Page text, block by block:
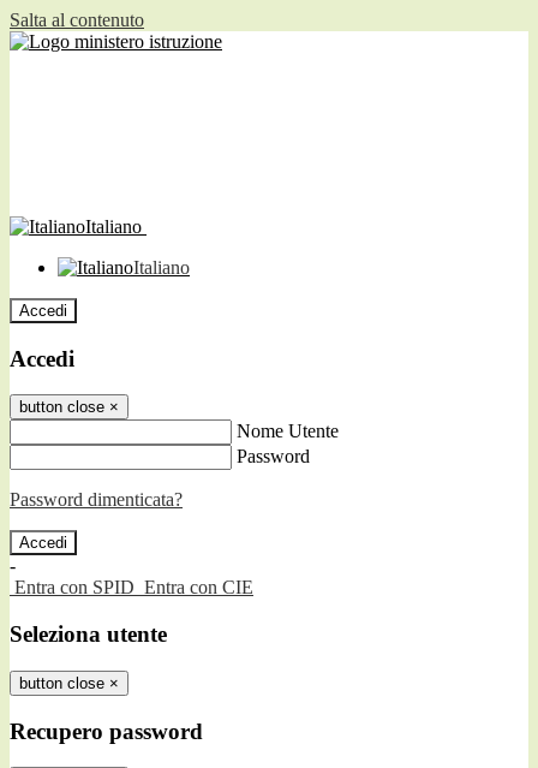
Salta al contenuto
Italiano
Italiano
Accedi
Accedi
button close ×
Nome Utente
Password
Password dimenticata?
-
Entra con SPID Entra con CIE
Seleziona utente
button close ×
Recupero password